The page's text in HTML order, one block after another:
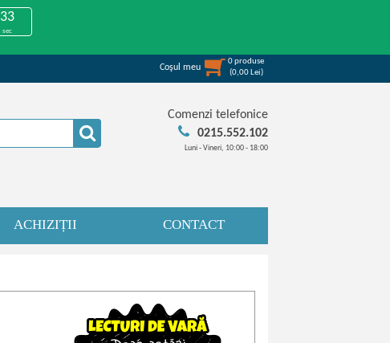
33
sec
Coşul meu
0produse
(0,00 Lei)
Comenzi telefonice
0215.552.102
Luni - Vineri, 10:00 - 18:00
ACHIZIȚII CONTACT